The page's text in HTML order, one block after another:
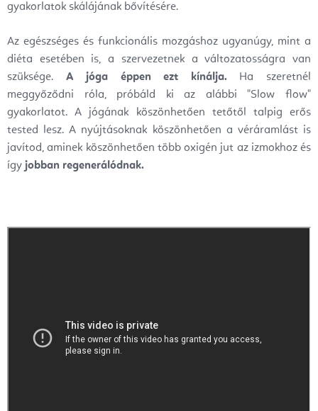
gyakorlatok skálájának bővítésére.
Az egészséges és funkcionális mozgáshoz ugyanúgy, mint a
diéta esetében is, a szervezetnek a változatosságra van
szüksége. A jóga éppen ezt kínálja. Ha szeretnél
meggyőződni róla, próbáld ki az alábbi "Slow flow"
gyakorlatot. A jógának köszönhetően tetőtől talpig erős
tested lesz. A nyújtásoknak köszönhetően a véráramlást is
javítod, aminek köszönhetően több oxigén jut az izmokhoz és
így jobban regenerálódnak.